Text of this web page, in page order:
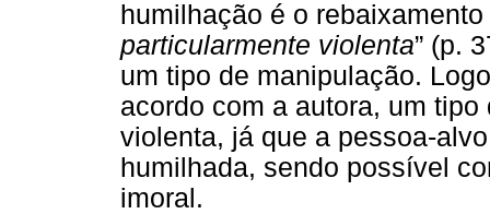
humilhação é o rebaixamento
particularmente violenta” (p.
um tipo de manipulação.
acordo com a autora, um
violenta, já que a pessoa-
humilhada, sendo possível
imoral.